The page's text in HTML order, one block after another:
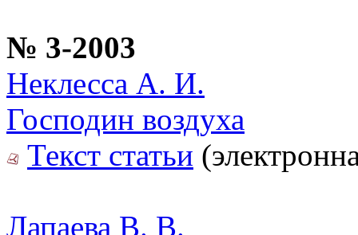
№ 3-2003
Неклесса А. И.
Господин воздуха
Текст статьи
Лапаева В. В.